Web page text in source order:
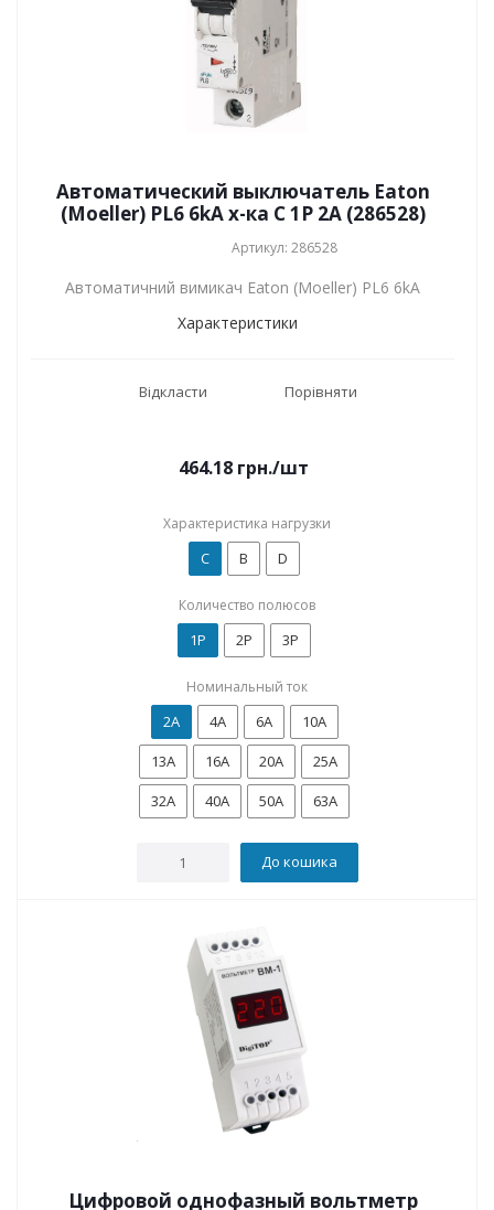
Автоматический выключатель Eaton
(Moeller) PL6 6kA х-ка C 1P 2А (286528)
Артикул: 286528
Автоматичний вимикач Eaton (Moeller) PL6 6kA
Характеристики
Відкласти Порівняти
464.18грн./шт
Характеристика нагрузки
C B D
Количество полюсов
1P 2P 3P
Номинальный ток
2А 4А 6А
10А
13А
16А 20А
25А
32А
40А 50А 63А
До кошика
Цифровой однофазный вольтметр